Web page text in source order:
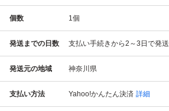
個数 1個
発送までの日数 支払い手続きから2～3日で発送
発送元の地域 神奈川県
支払い方法 Yahoo!かんたん決済 詳細